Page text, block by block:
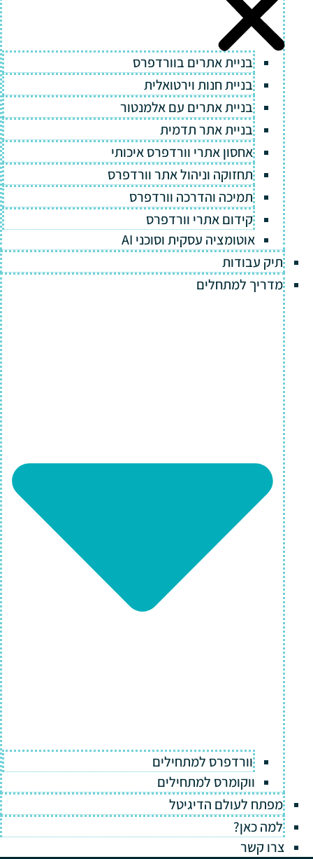
בניית אתרים בוורדפרס
בניית חנות וירטואלית
בניית אתרים עם אלמנטור
בניית אתר תדמית
אחסון אתרי וורדפרס איכותי
תחזוקה וניהול אתר וורדפרס
תמיכה והדרכה וורדפרס
קידום אתרי וורדפרס
אוטומציה עסקית וסוכני AI
תיק עבודות
מדריך למתחלים
וורדפרס למתחילים
ווקומרס למתחילים
מפתח לעולם הדיגיטל
למה כאן?
צרו קשר